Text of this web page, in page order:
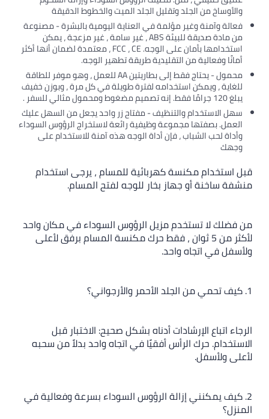
والأوساخ من الجلد وتقليل الجلد الميت والخطوط الدقيقة
فعالة وآمنة وغير مؤلمة في العناية اليومية بالبشرة - مصنوعة
من مادة صديقة للبيئة ABS ، غير سامة ، غير مزعجة ، يمكن
استخدامها بأمان على الوجه. FCC ، CE ، معتمدة لضمان أنها أكثر
أمانًا وفعالية من التقليدية طريقة تطهير الوجه.
محمول - يحتاج فقط إلى بطاريتين AA للعمل ، وهو موفر للطاقة
للغاية ، ويمكن استخدامه لفترة طويلة في كل مرة ، وبوزن خفيف
يبلغ 120 جرامًا فقط. إنه تصميم مضغوط ومحمول مثالي للسفر .
سهل الاستخدام والتنظيف - مفتاح زر واحد يجعل من السهل عليك
العمل. بصفتها مجموعة وظيفية رائعة لاستخراج الرؤوس السوداء
وأداة لحب الشباب ، فإن أداة الوجه هذه آمنة للاستخدام على
وجهك
قبل استخدام مكنسة كهربائية للمسام ، يرجى استخدام
منشفة ساخنة أو جهاز بخار للوجه لفتح المسام.
من فضلك لا تستخدم مزيل الرؤوس السوداء في مكان واحد
لأكثر من 5 ثوان ، فقط حرك مكنسة المسام برفق لأعلى
ولأسفل في اتجاه واحد.
الرجاء اتباع الإرشادات أدناه بشكل صحيح: الاختبار قبل
الاستخدام. حرك الرأس أفقيًا في اتجاه واحد بدلاً من سحبه
لأعلى ولأسفل.
2. كيف يمكنني إزالة الرؤوس السوداء بسرعة وفعالية في
المنزل؟